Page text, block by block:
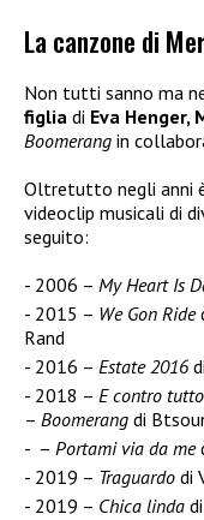
La canzone di
Non tutti sanno ma
figlia di Eva Henger,
Boomerang in
Oltretutto negli anni
videoclip musicali di
seguito:
2006 – My Heart Is
2015 – We Gon Ride
Rand
2016 – Estate 2016
2018 – E contro tutto
– Boomerang di
– Portami via da me
2019 – Traguardo di
2019 – Chica linda